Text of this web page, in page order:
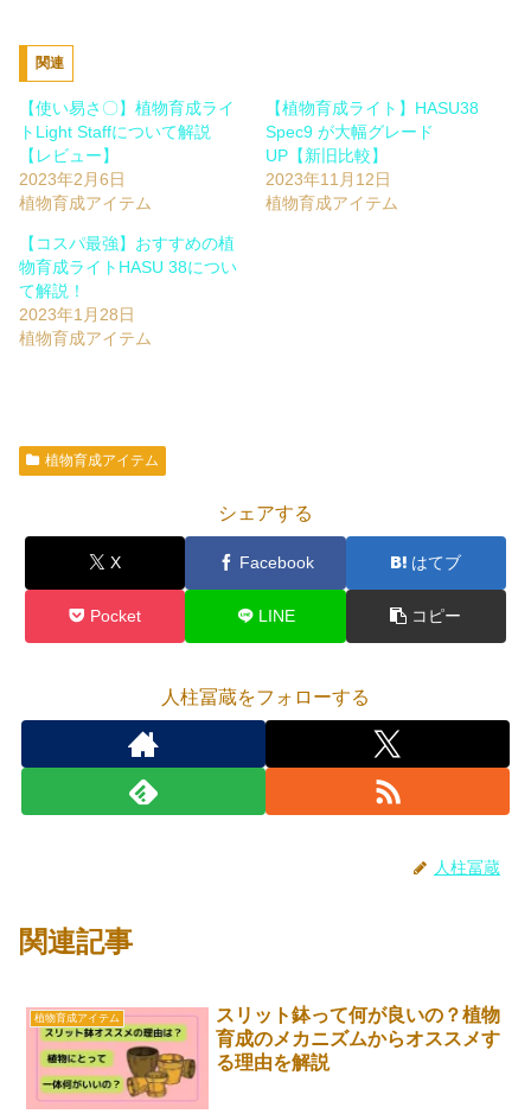
関連
【使い易さ〇】植物育成ライ
トLight Staffについて解説
【レビュー】
2023年2月6日
植物育成アイテム
【植物育成ライト】HASU38
Spec9 が大幅グレード
UP【新旧比較】
2023年11月12日
植物育成アイテム
【コスパ最強】おすすめの植
物育成ライトHASU 38につい
て解説！
2023年1月28日
植物育成アイテム
植物育成アイテム
シェアする
X Facebook はてブ
Pocket LINE コピー
人柱冨蔵をフォローする
人柱冨蔵
関連記事
植物育成アイテム
スリット鉢って何が良いの？植物
育成のメカニズムからオススメす
る理由を解説